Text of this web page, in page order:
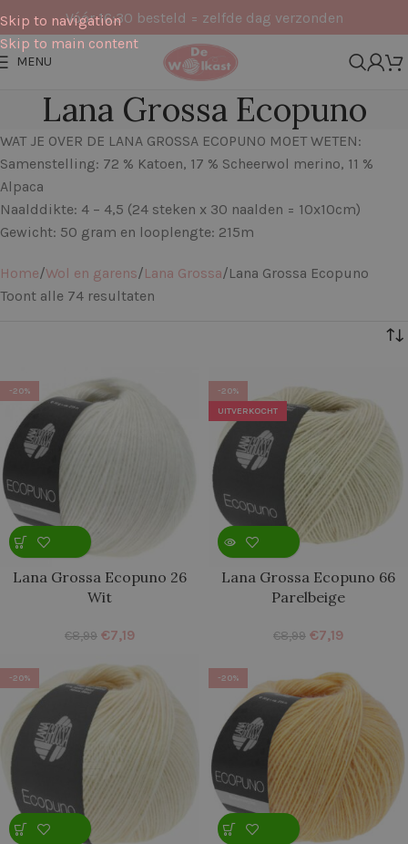
Skip to navigation
Skip to main content
Vóór 16:30 besteld = zelfde dag verzonden
MENU
Lana Grossa Ecopuno
WAT JE OVER DE LANA GROSSA ECOPUNO MOET WETEN:
Samenstelling: 72 % Katoen, 17 % Scheerwol merino, 11 %
Alpaca
Naalddikte: 4 – 4,5 (24 steken x 30 naalden = 10x10cm)
Gewicht: 50 gram en looplengte: 215m
Home Wol en garens Lana Grossa Lana Grossa Ecopuno
Toont alle 74 resultaten
-20%
Lana Grossa Ecopuno 26
Wit
€8,99 €7,19
-20%
UITVERKOCHT
Lana Grossa Ecopuno 66
Parelbeige
€8,99 €7,19
-20% -20%